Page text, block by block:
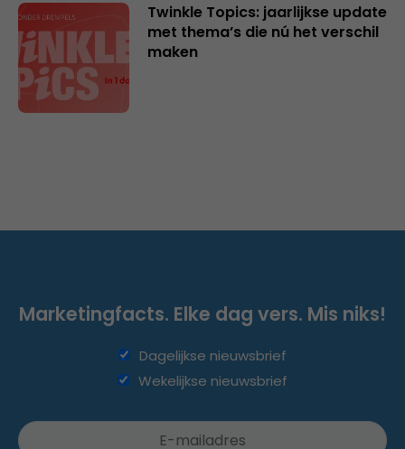
Twinkle Topics: jaarlijkse update
met thema’s die nú het verschil
maken
Marketingfacts. Elke dag vers. Mis niks!
Dagelijkse nieuwsbrief
Wekelijkse nieuwsbrief